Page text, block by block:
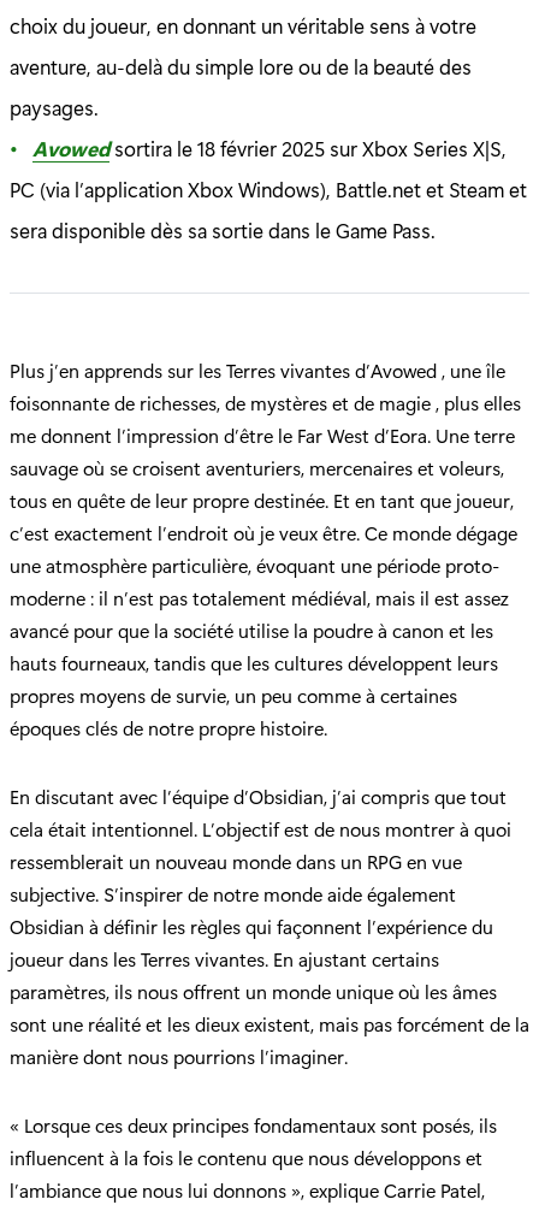
choix du joueur, en donnant un véritable sens à votre
aventure, au-delà du simple lore ou de la beauté des
paysages.
Avowedsortira le 18 février 2025 sur Xbox Series X|S,
PC (via l’application Xbox Windows), Battle.net et Steam et
sera disponible dès sa sortie dans le Game Pass.
Plus j’en apprends sur les Terres vivantes d’Avowed , une île
foisonnante de richesses, de mystères et de magie , plus elles
me donnent l’impression d’être le Far West d’Eora. Une terre
sauvage où se croisent aventuriers, mercenaires et voleurs,
tous en quête de leur propre destinée. Et en tant que joueur,
c’est exactement l’endroit où je veux être. Ce monde dégage
une atmosphère particulière, évoquant une période proto-
moderne : il n’est pas totalement médiéval, mais il est assez
avancé pour que la société utilise la poudre à canon et les
hauts fourneaux, tandis que les cultures développent leurs
propres moyens de survie, un peu comme à certaines
époques clés de notre propre histoire.
En discutant avec l’équipe d’Obsidian, j’ai compris que tout
cela était intentionnel. L’objectif est de nous montrer à quoi
ressemblerait un nouveau monde dans un RPG en vue
subjective. S’inspirer de notre monde aide également
Obsidian à définir les règles qui façonnent l’expérience du
joueur dans les Terres vivantes. En ajustant certains
paramètres, ils nous offrent un monde unique où les âmes
sont une réalité et les dieux existent, mais pas forcément de la
manière dont nous pourrions l’imaginer.
« Lorsque ces deux principes fondamentaux sont posés, ils
influencent à la fois le contenu que nous développons et
l’ambiance que nous lui donnons », explique Carrie Patel,